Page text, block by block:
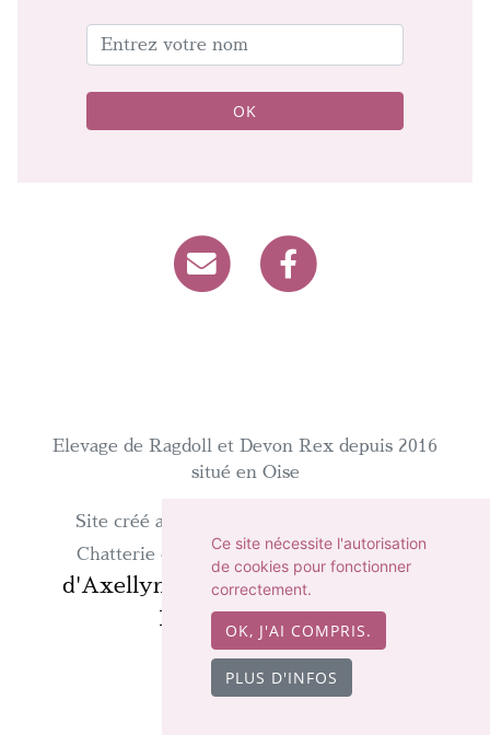
OK
Elevage de Ragdoll et Devon Rex depuis 2016
situé en Oise
Site créé avec
Chatterie d'Axellyne 2026 -Chatterie
d'Axellyne
surchat-et-chaton.com
Mentions légales
Ce site nécessite l'autorisation
de cookies pour fonctionner
correctement.
OK, J'AI COMPRIS.
PLUS D'INFOS